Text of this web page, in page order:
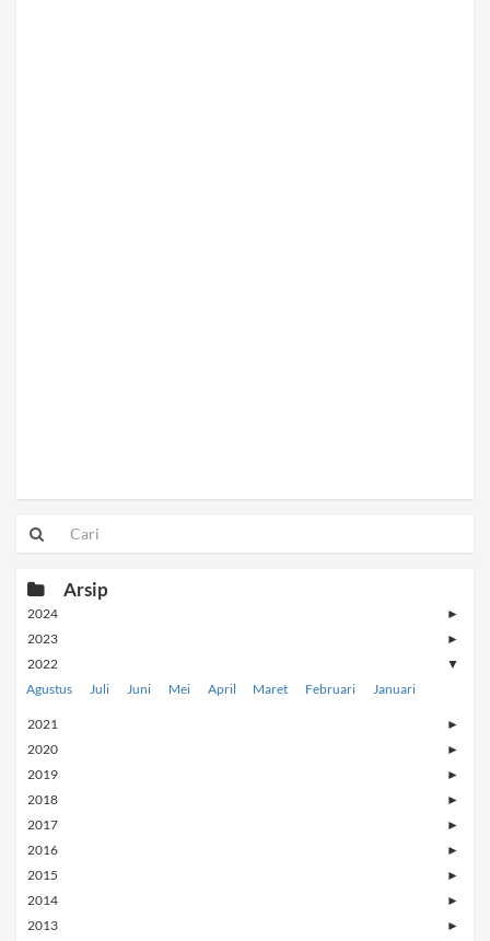
Arsip
2024 ►
2023 ►
2022 ▼
Agustus Juli Juni Mei April Maret Februari Januari
2021 ►
2020 ►
2019 ►
2018 ►
2017 ►
2016 ►
2015 ►
2014 ►
2013 ►